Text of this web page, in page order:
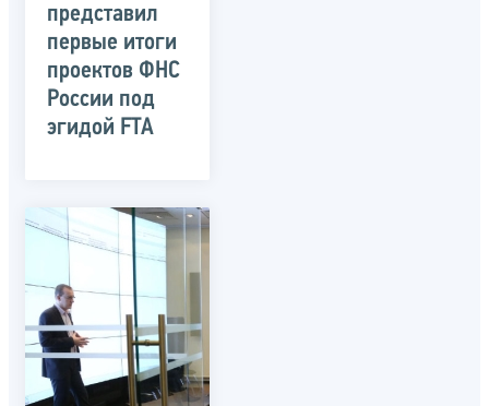
представил
первые итоги
проектов ФНС
России под
эгидой FTA